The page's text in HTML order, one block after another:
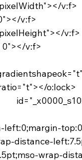
v:f>
v:f>
v:f>
v:f>
o:lock>
distance-
wrap-